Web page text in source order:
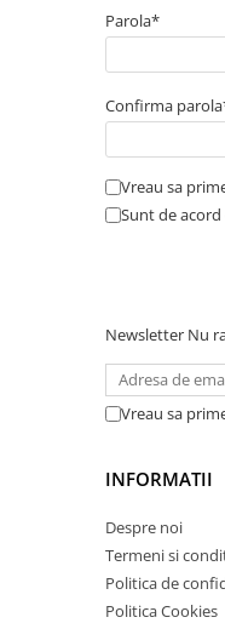
Pivot suspensie
► Accesorii auto
■ Tavite auto portbagaj
■ Covorase/presuri auto
■ Becuri auto
■ Accesorii auto exterior
■ Intretinere auto
■ Electrice auto
■ Siguranta auto
Parola*
Confirma
Vreau sa
Sunt de
Newsletter Nu
Vreau sa
INFORMATII
Despre noi
Termeni si
Politica de
Politica Cookies